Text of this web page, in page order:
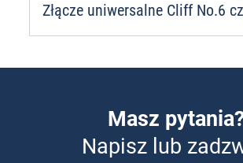
Złącze uniwersalne Cliff No.6
Masz
Napisz lub